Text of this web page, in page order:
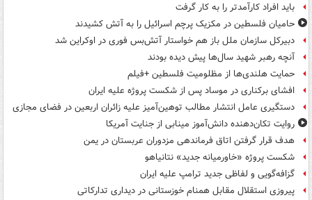
باید افراد کارآمدتر را به کار گرفت
حامیان فلسطین در مکزیک پرچم اسرائیل را به آتش کشیدند
دبیرکل سازمان ملل باز هم خواستار آتش‌بس فوری در اوکراین شد
آنچه رهبر شهید سال‌ها پیش دیده بودند
حمایت هلندی‌ها از مظلومیت فلسطین +فیلم
افشای برکناری در موساد پس از شکست پروژه علیه ایران
دستگیری عامل انتشار مطالب توهین‌آمیز علیه زائران اربعین در فضای مجازی
روایت تکان‌دهنده دانش‌آموز مینابی از جنایت آمریکا
هدف قرار گرفتن اتاق‌ فرماندهی مزدوران عربستان در یمن
شکست پروژه «خاورمیانه جدید» نتانیاهو
گزافه‌گویی و لفاظی جدید ترامپ علیه ایران
پیروزی استقلال مقابل همنام خوزستانی در دیداری تدارکاتی